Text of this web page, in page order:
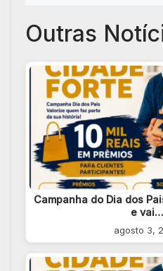
Outras
Campanha do Dia dos
e vai…
agosto 3,